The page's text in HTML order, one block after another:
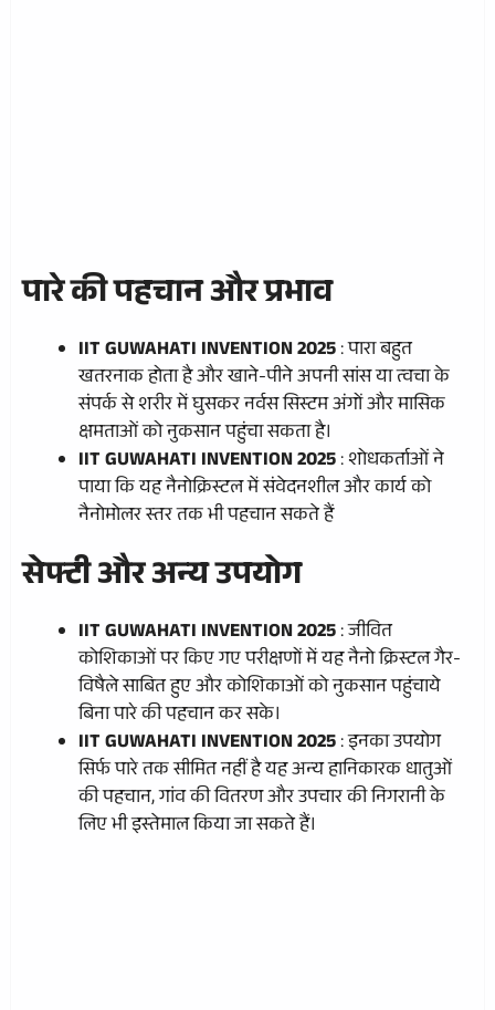
पारे की पहचान और प्रभाव
IIT GUWAHATI INVENTION 2025: पारा बहुत
खतरनाक होता है और खाने-पीने अपनी सांस या त्वचा के
संपर्क से शरीर में घुसकर नर्वस सिस्टम अंगों और मासिक
क्षमताओं को नुकसान पहुंचा सकता है।
IIT GUWAHATI INVENTION 2025: शोधकर्ताओं ने
पाया कि यह नैनोक्रिस्टल में संवेदनशील और कार्य को
नैनोमोलर स्तर तक भी पहचान सकते हैं
सेफ्टी और अन्य उपयोग
IIT GUWAHATI INVENTION 2025: जीवित
कोशिकाओं पर किए गए परीक्षणों में यह नैनो क्रिस्टल गैर-
विषैले साबित हुए और कोशिकाओं को नुकसान पहुंचाये
बिना पारे की पहचान कर सके।
IIT GUWAHATI INVENTION 2025: इनका उपयोग
सिर्फ पारे तक सीमित नहीं है यह अन्य हानिकारक धातुओं
की पहचान, गांव की वितरण और उपचार की निगरानी के
लिए भी इस्तेमाल किया जा सकते हैं।